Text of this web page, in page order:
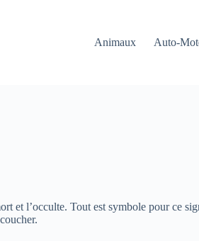
Animaux Auto-
l’occulte. Tout est symbole pour ce